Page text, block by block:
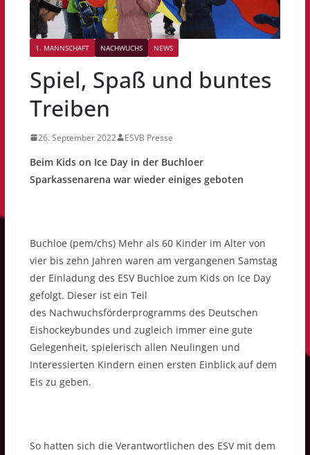
1. MANNSCHAFT NACHWUCHS NEWS
Spiel, Spaß und buntes
Treiben
26. September 2022 ESVB Presse
Beim Kids on Ice Day in der Buchloer
Sparkassenarena war wieder einiges geboten
Buchloe (pem/chs) Mehr als 60 Kinder im Alter von
vier bis zehn Jahren waren am vergangenen Samstag
der Einladung des ESV Buchloe zum Kids on Ice Day
gefolgt. Dieser ist ein Teil
des Nachwuchsförderprogramms des Deutschen
Eishockeybundes und zugleich immer eine gute
Gelegenheit, spielerisch allen Neulingen und
Interessierten Kindern einen ersten Einblick auf dem
Eis zu geben.
So hatten sich die Verantwortlichen des ESV mit dem